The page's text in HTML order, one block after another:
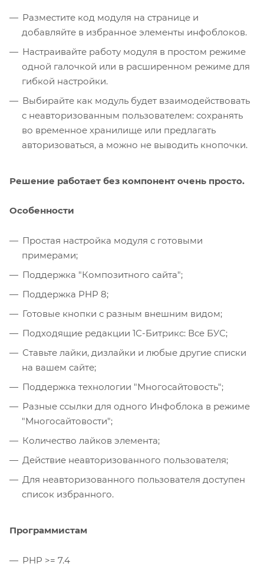
Разместите код модуля на странице и
добавляйте в избранное элементы инфоблоков.
Настраивайте работу модуля в простом режиме
одной галочкой или в расширенном режиме для
гибкой настройки.
Выбирайте как модуль будет взаимодействовать
с неавторизованным пользователем: сохранять
во временное хранилище или предлагать
авторизоваться, а можно не выводить кнопочки.
Решение работает без компонент очень просто.
Особенности
Простая настройка модуля с готовыми
примерами;
Поддержка "Композитного сайта";
Поддержка PHP 8;
Готовые кнопки с разным внешним видом;
Подходящие редакции 1С-Битрикс: Все БУС;
Ставьте лайки, дизлайки и любые другие списки
на вашем сайте;
Поддержка технологии "Многосайтовость";
Разные ссылки для одного Инфоблока в режиме
"Многосайтовости";
Количество лайков элемента;
Действие неавторизованного пользователя;
Для неавторизованного пользователя доступен
список избранного.
Программистам
PHP >= 7.4